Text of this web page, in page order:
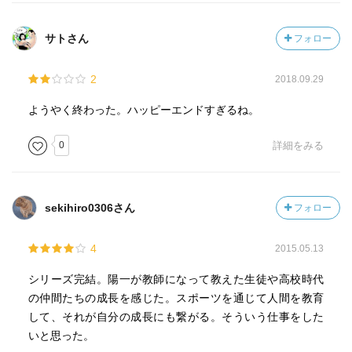
サトさん フォロー
2 2018.09.29
ようやく終わった。ハッピーエンドすぎるね。
0 詳細をみる
sekihiro0306さん フォロー
4 2015.05.13
シリーズ完結。陽一が教師になって教えた生徒や高校時代
の仲間たちの成長を感じた。スポーツを通じて人間を教育
して、それが自分の成長にも繋がる。そういう仕事をした
いと思った。